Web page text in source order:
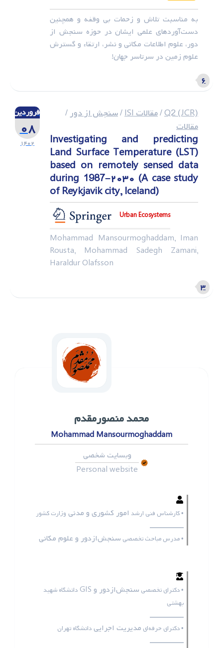
به مناسبت تلاش و زحمات بی وقفه و همچنین
دست‌آوردهای علمی ایشان در حوزه سنجش از
دور، علوم اطلاعات مکانی و نشر، ارتقاء و گسترش
علوم زمین در سرتاسر جهان!
۶
فروردین
۰۸
۱۴۰۲
Q2 (JCR)
/مقالات ISI /سنجش از دور/
مقالات
Investigating and predicting
Land Surface Temperature (LST)
based on remotely sensed data
during 1987–۲۰۳۰ (A case study
of Reykjavik city, Iceland)
Urban Ecosystems
Mohammad Mansourmoghaddam, Iman
Rousta, Mohammad Sadegh Zamani,
Haraldur Olafsson
۳
محمد ‌منصورمقدم
Mohammad Mansourmoghaddam
وبسایت شخصی
Personal website
• کارشناس فنی ارشد امور کشوری و مدنی وزارت کشور
ـــــــــــــــــ
• مدرس مباحث تخصصی سنجش‌ازدور و علوم مکانی
• دکترای تخصصی سنجش‌ازدور و GIS
دانشگاه شهید
بهشتی
ـــــــــــــــــ
• دکترای حرفه‌ای مدیریت اجرایی دانشگاه تهران
ـــــــــــــــــ